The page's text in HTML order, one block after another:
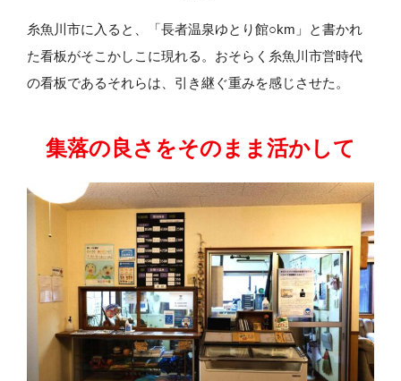
糸魚川市に入ると、「長者温泉ゆとり館○km」と書かれ
た看板がそこかしこに現れる。おそらく糸魚川市営時代
の看板であるそれらは、引き継ぐ重みを感じさせた。
集落の良さをそのまま活かして